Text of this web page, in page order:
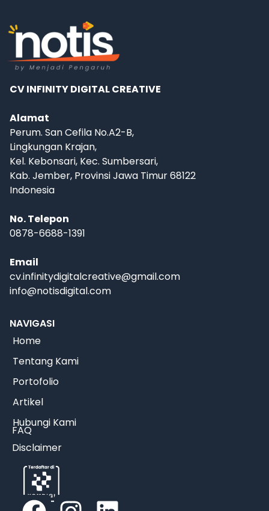
CV INFINITY DIGITAL CREATIVE
Alamat
Perum. San Cefila No.A2-B,
Lingkungan Krajan,
Kel. Kebonsari, Kec. Sumbersari,
Kab. Jember, Provinsi Jawa Timur 68122
Indonesia
No. Telepon
0878-6688-1391
Email
cv.infinitydigitalcreative@gmail.com
info@notisdigital.com
NAVIGASI
Home
Tentang Kami
Portofolio
Artikel
Hubungi Kami
FAQ
Disclaimer